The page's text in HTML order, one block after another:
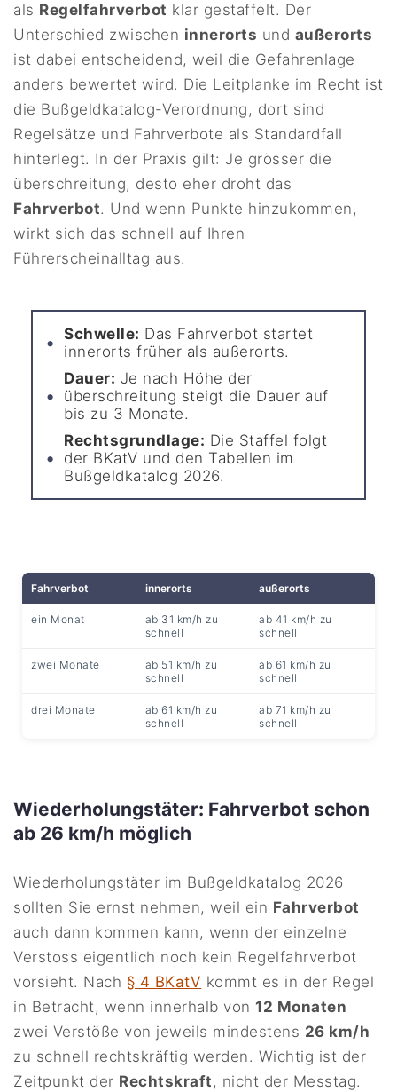
als Regelfahrverbot klar gestaffelt. Der
Unterschied zwischen innerorts und außerorts
ist dabei entscheidend, weil die Gefahrenlage
anders bewertet wird. Die Leitplanke im Recht ist
die Bußgeldkatalog-Verordnung, dort sind
Regelsätze und Fahrverbote als Standardfall
hinterlegt. In der Praxis gilt: Je grösser die
überschreitung, desto eher droht das
Fahrverbot. Und wenn Punkte hinzukommen,
wirkt sich das schnell auf Ihren
Führerscheinalltag aus.
Schwelle: Das Fahrverbot startet
innerorts früher als außerorts.
Dauer: Je nach Höhe der
überschreitung steigt die Dauer auf
bis zu 3 Monate.
Rechtsgrundlage: Die Staffel folgt
der BKatV und den Tabellen im
Bußgeldkatalog 2026.
Fahrverbot innerorts außerorts
ein Monat
ab 31 km/h zu
schnell
ab 41 km/h zu
schnell
zwei Monate
ab 51 km/h zu
schnell
ab 61 km/h zu
schnell
drei Monate
ab 61 km/h zu
schnell
ab 71 km/h zu
schnell
Wiederholungstäter: Fahrverbot schon
ab 26 km/h möglich
Wiederholungstäter im Bußgeldkatalog 2026
sollten Sie ernst nehmen, weil ein Fahrverbot
auch dann kommen kann, wenn der einzelne
Verstoss eigentlich noch kein Regelfahrverbot
vorsieht. Nach § 4 BKatV kommt es in der Regel
in Betracht, wenn innerhalb von12 Monaten
zwei Verstöße von jeweils mindestens 26 km/h
zu schnell rechtskräftig werden. Wichtig ist der
Zeitpunkt der Rechtskraft, nicht der Messtag.